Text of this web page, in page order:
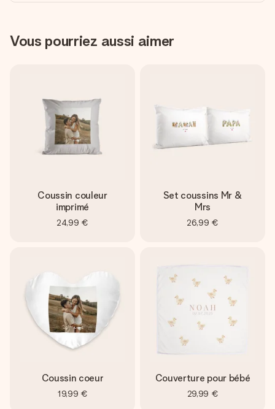
Vous pourriez aussi aimer
Coussin couleur
imprimé
24,99 €
Set coussins Mr &
Mrs
26,99 €
Coussin coeur
19,99 €
Couverture pour bébé
29,99 €